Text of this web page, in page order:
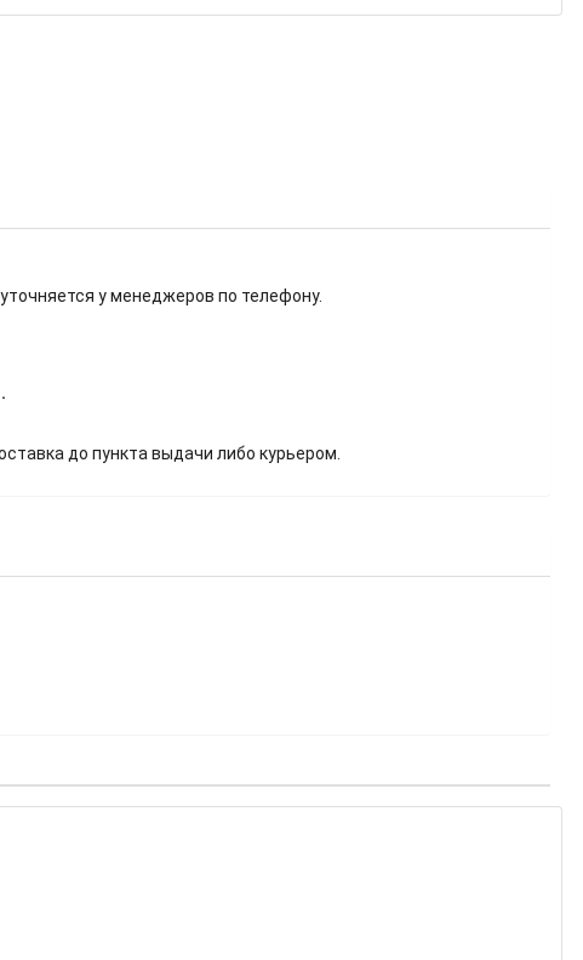
у менеджеров по телефону.
до пункта выдачи либо курьером.